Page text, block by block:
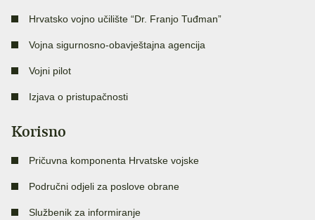
Hrvatsko vojno učilište “Dr. Franjo Tuđman”
Vojna sigurnosno-obavještajna agencija
Vojni pilot
Izjava o pristupačnosti
Korisno
Pričuvna komponenta Hrvatske vojske
Područni odjeli za poslove obrane
Službenik za informiranje